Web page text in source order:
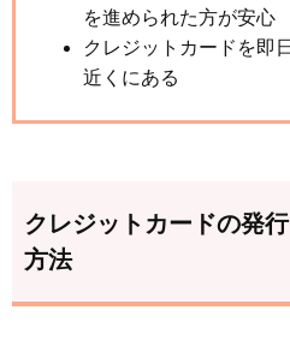
を進められた方が安心
クレジットカードを即
近くにある
クレジットカードの発
方法